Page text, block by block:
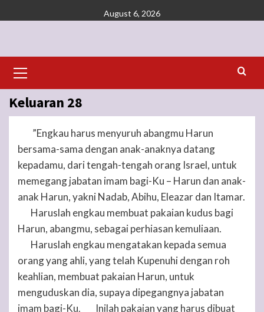
to
August 6, 2026
Menu
Keluaran 28
”Engkau harus menyuruh abangmu Harun
bersama-sama dengan anak-anaknya datang
kepadamu, dari tengah-tengah orang Israel, untuk
memegang jabatan imam bagi-Ku – Harun dan anak-
anak Harun, yakni Nadab, Abihu, Eleazar dan Itamar.
Haruslah engkau membuat pakaian kudus bagi
Harun, abangmu, sebagai perhiasan kemuliaan.
Haruslah engkau mengatakan kepada semua
orang yang ahli, yang telah Kupenuhi dengan roh
keahlian, membuat pakaian Harun, untuk
menguduskan dia, supaya dipegangnya jabatan
imam bagi-Ku.
Inilah pakaian yang harus dibuat